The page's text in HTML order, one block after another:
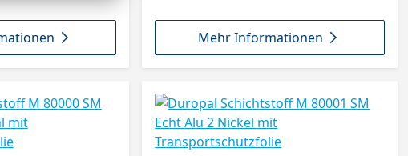
Mehr Informationen